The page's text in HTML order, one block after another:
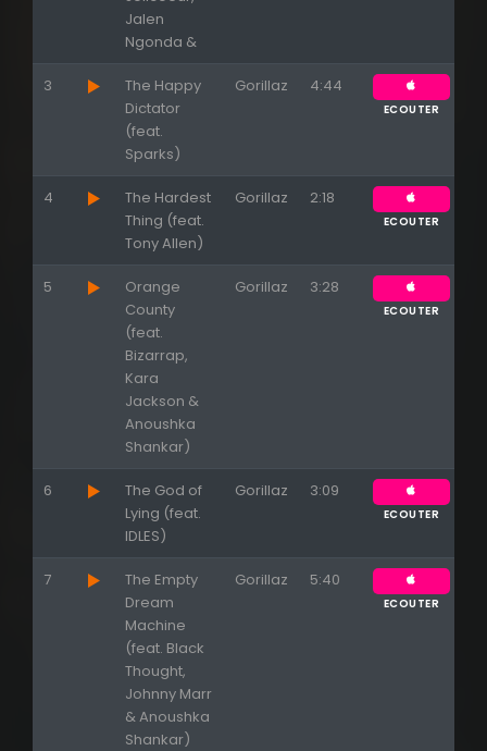
Jalen
Ngonda &
3
The Happy
Dictator
(feat.
Sparks)
Gorillaz 4:44
ECOUTER
4
The Hardest
Thing (feat.
Tony Allen)
Gorillaz 2:18
ECOUTER
5
Orange
County
(feat.
Bizarrap,
Kara
Jackson &
Anoushka
Shankar)
Gorillaz 3:28
ECOUTER
6
The God of
Lying (feat.
IDLES)
Gorillaz 3:09
ECOUTER
7
The Empty
Dream
Machine
(feat. Black
Thought,
Johnny Marr
& Anoushka
Shankar)
Gorillaz 5:40
ECOUTER